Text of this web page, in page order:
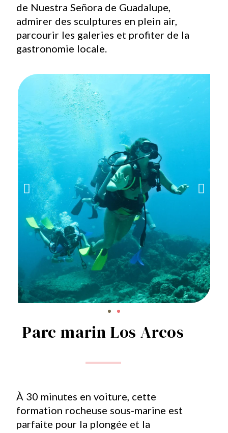
de Nuestra Señora de Guadalupe,
admirer des sculptures en plein air,
parcourir les galeries et profiter de la
gastronomie locale.
Parc marin Los Arcos
À 30 minutes en voiture, cette
formation rocheuse sous-marine est
parfaite pour la plongée et la